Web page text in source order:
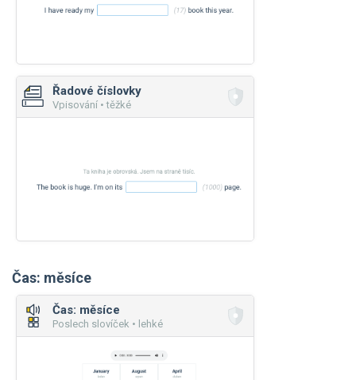
Řadové číslovky
Vpisování • těžké
Čas: měsíce
Čas: měsíce
Poslech slovíček • lehké